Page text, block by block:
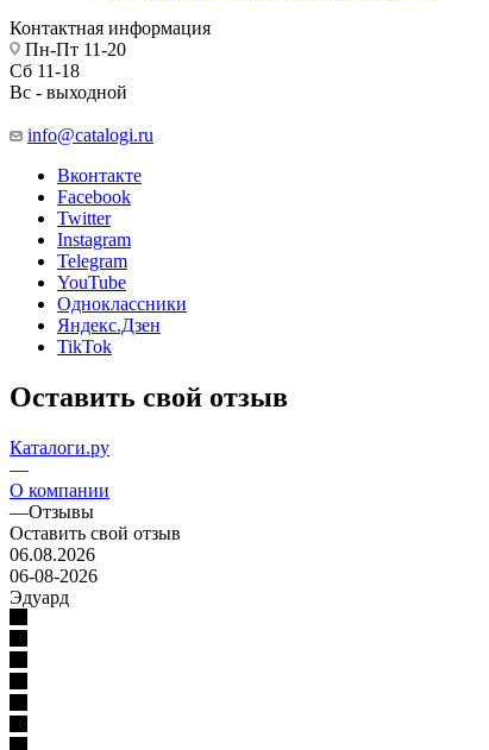
Контактная информация
Пн-Пт 11-20
Сб 11-18
Вс - выходной
info@catalogi.ru
Вконтакте
Facebook
Twitter
Instagram
Telegram
YouTube
Одноклассники
Яндекс.Дзен
TikTok
Оставить свой отзыв
Каталоги.ру
—
О компании
—Отзывы
Оставить свой отзыв
06.08.2026
06-08-2026
Эдуард